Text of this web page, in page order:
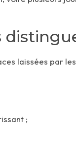
laissées par
;